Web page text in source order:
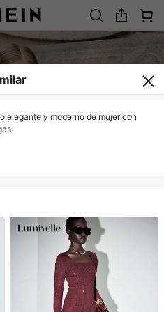
elegante y moderno de mujer con